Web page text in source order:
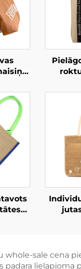
–
izturīga
whole-sale cena
padara lielapjoma